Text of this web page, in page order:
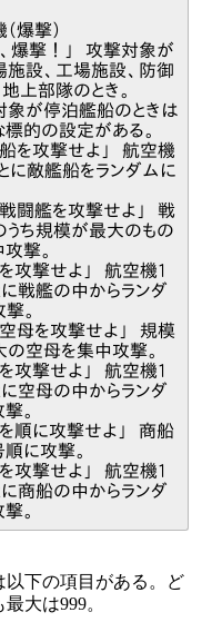
爆撃）
、爆撃！」 攻撃対象が
施設、工場施設、防御
上部隊のとき。
象が停泊艦船のときは
標的の設定がある。
船を攻撃せよ」 航空機
に敵艦船をランダムに
戦闘艦を攻撃せよ」 戦
うち規模が最大のもの
撃。
を攻撃せよ」 航空機1
戦艦の中からランダ
。
空母を攻撃せよ」 規模
の空母を集中攻撃。
を攻撃せよ」 航空機1
空母の中からランダ
。
を順に攻撃せよ」 商船
に攻撃。
を攻撃せよ」 航空機1
商船の中からランダ
。
以下の項目がある。ど
大は999。